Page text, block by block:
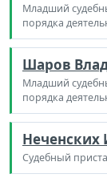
Младший
порядка
Шаров
Младший
порядка
Неченских
Судебный